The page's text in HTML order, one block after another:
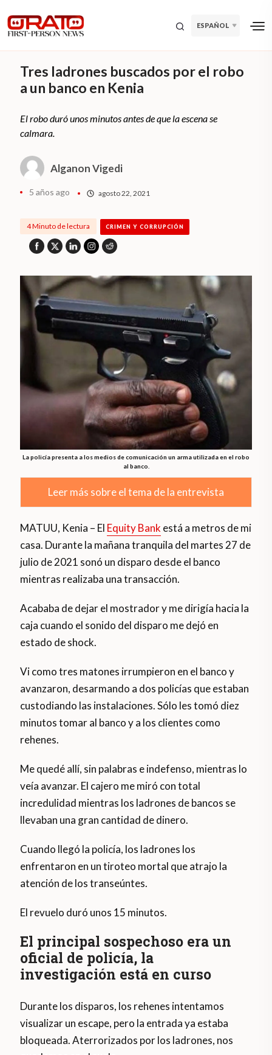
ESPAÑOL
Tres ladrones buscados por el robo
a un banco en Kenia
El robo duró unos minutos antes de que la escena se
calmara.
Alganon Vigedi
5 años ago agosto 22, 2021
4 Minuto de lectura CRIMEN Y CORRUPCIÓN
La policía presenta a los medios de comunicación un arma utilizada en el robo
al banco.
Leer más sobre el tema de la entrevista
MATUU, Kenia – El Equity Bank está a metros de mi
casa. Durante la mañana tranquila del martes 27 de
julio de 2021 sonó un disparo desde el banco
mientras realizaba una transacción.
Acababa de dejar el mostrador y me dirigía hacia la
caja cuando el sonido del disparo me dejó en
estado de shock.
Vi como tres matones irrumpieron en el banco y
avanzaron, desarmando a dos policías que estaban
custodiando las instalaciones. Sólo les tomó diez
minutos tomar al banco y a los clientes como
rehenes.
Me quedé allí, sin palabras e indefenso, mientras lo
veía avanzar. El cajero me miró con total
incredulidad mientras los ladrones de bancos se
llevaban una gran cantidad de dinero.
Cuando llegó la policía, los ladrones los
enfrentaron en un tiroteo mortal que atrajo la
atención de los transeúntes.
El revuelo duró unos 15 minutos.
El principal sospechoso era un
oficial de policía, la
investigación está en curso
Durante los disparos, los rehenes intentamos
visualizar un escape, pero la entrada ya estaba
bloqueada. Aterrorizados por los ladrones, nos